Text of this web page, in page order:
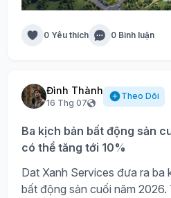
0 Yêu thích 0 Bình luận
Đình Thành
16 Thg 07
Theo Dõi
Ba kịch bản bất động sản
có thể tăng tới 10%
Dat Xanh Services đưa ra ba
bất động sản cuối năm